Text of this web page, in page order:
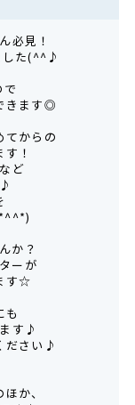
必見！
した(^^♪
きます◎
てからの
！
ど
か？
ーが
す☆
も
す♪
ださい♪
か、